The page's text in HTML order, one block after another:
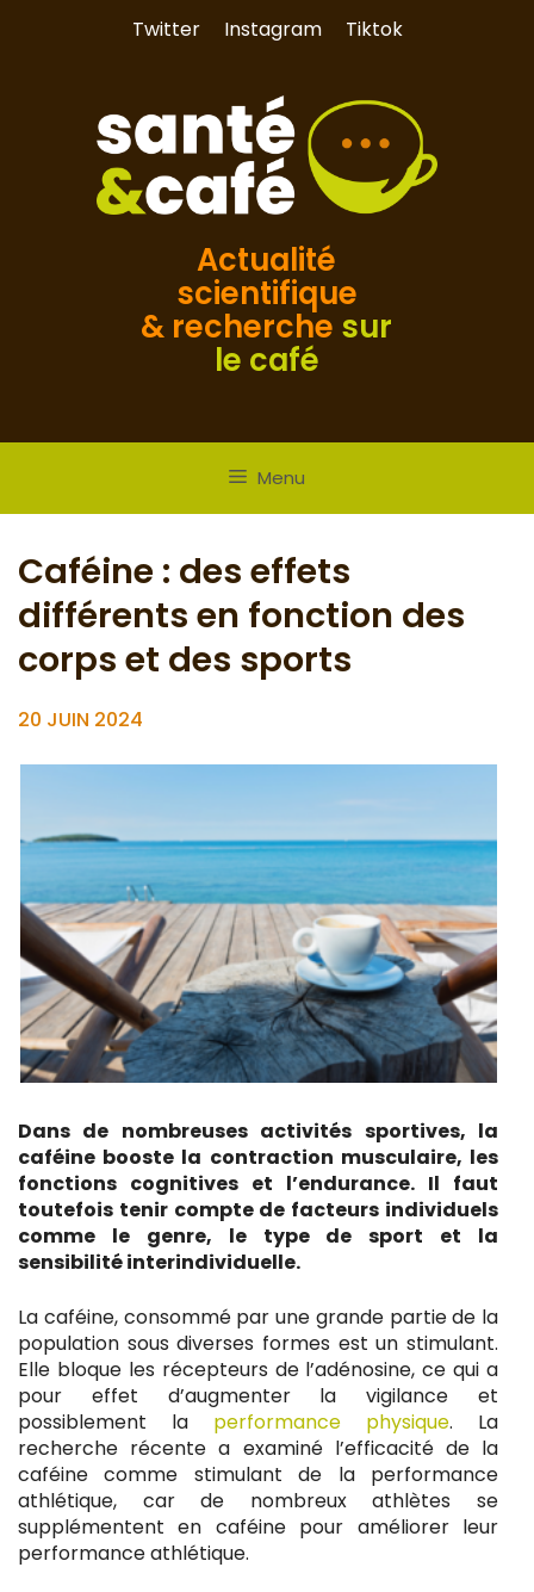
Twitter Instagram Tiktok
Actualité
scientifique
& recherche sur
le café
Menu
Caféine : des effets
différents en fonction des
corps et des sports
20 JUIN 2024
Dans de nombreuses activités sportives, la
caféine booste la contraction musculaire, les
fonctions cognitives et l’endurance. Il faut
toutefois tenir compte de facteurs individuels
comme le genre, le type de sport et la
sensibilité interindividuelle.
La caféine, consommé par une grande partie de la
population sous diverses formes est un stimulant.
Elle bloque les récepteurs de l’adénosine, ce qui a
pour effet d’augmenter la vigilance et
possiblement la performance physique. La
recherche récente a examiné l’efficacité de la
caféine comme stimulant de la performance
athlétique, car de nombreux athlètes se
supplémentent en caféine pour améliorer leur
performance athlétique.